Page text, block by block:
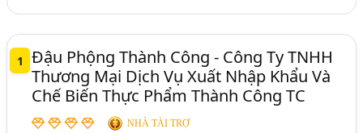
1
Đậu Phộng Thành Công - Công Ty TNHH
Thương Mại Dịch Vụ Xuất Nhập Khẩu Và
Chế Biến Thực Phẩm Thành Công TC
NHÀ TÀI TRỢ